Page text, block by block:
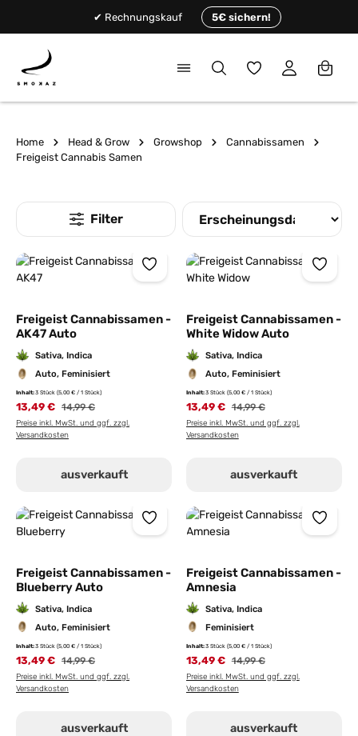
✔ Rechnungskauf 5€ sichern!
Du hast 0
Home Head & Grow Growshop
Cannabissamen
Freigeist Cannabis Samen
Freigeist Cannabissamen -
AK47 Auto
Sativa, Indica
Auto, Feminisiert
Inhalt:3 Stück (5,00 € / 1 Stück)
13,49 € 14,99 €
Preise inkl. MwSt. und ggf. zzgl.
Versandkosten
ausverkauft
Freigeist Cannabissamen -
White Widow Auto
Sativa, Indica
Auto, Feminisiert
Inhalt:3 Stück (5,00 € / 1 Stück)
13,49 € 14,99 €
Preise inkl. MwSt. und ggf. zzgl.
Versandkosten
ausverkauft
Freigeist Cannabissamen -
Blueberry Auto
Sativa, Indica
Auto, Feminisiert
Inhalt:3 Stück (5,00 € / 1 Stück)
13,49 € 14,99 €
Preise inkl. MwSt. und ggf. zzgl.
Versandkosten
ausverkauft
Freigeist Cannabissamen -
Amnesia
Sativa, Indica
Feminisiert
Inhalt:3 Stück (5,00 € / 1 Stück)
13,49 € 14,99 €
Preise inkl. MwSt. und ggf. zzgl.
Versandkosten
ausverkauft